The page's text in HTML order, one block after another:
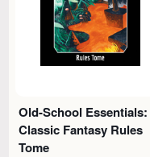
Old-School Essentials:
Classic Fantasy Rules
Tome